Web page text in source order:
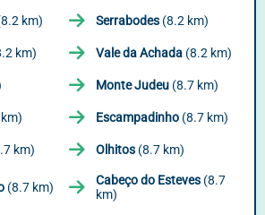
km) Serrabodes (8.2 km)
km) Vale da Achada (8.2 km)
Monte Judeu (8.7 km)
Escampadinho (8.7 km)
km) Olhitos (8.7 km)
(8.7 km) Cabeço do Esteves (8.7
km)